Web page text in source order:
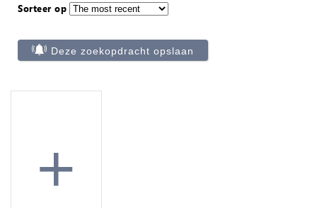
Sorteer op
Deze zoekopdracht opslaan
+